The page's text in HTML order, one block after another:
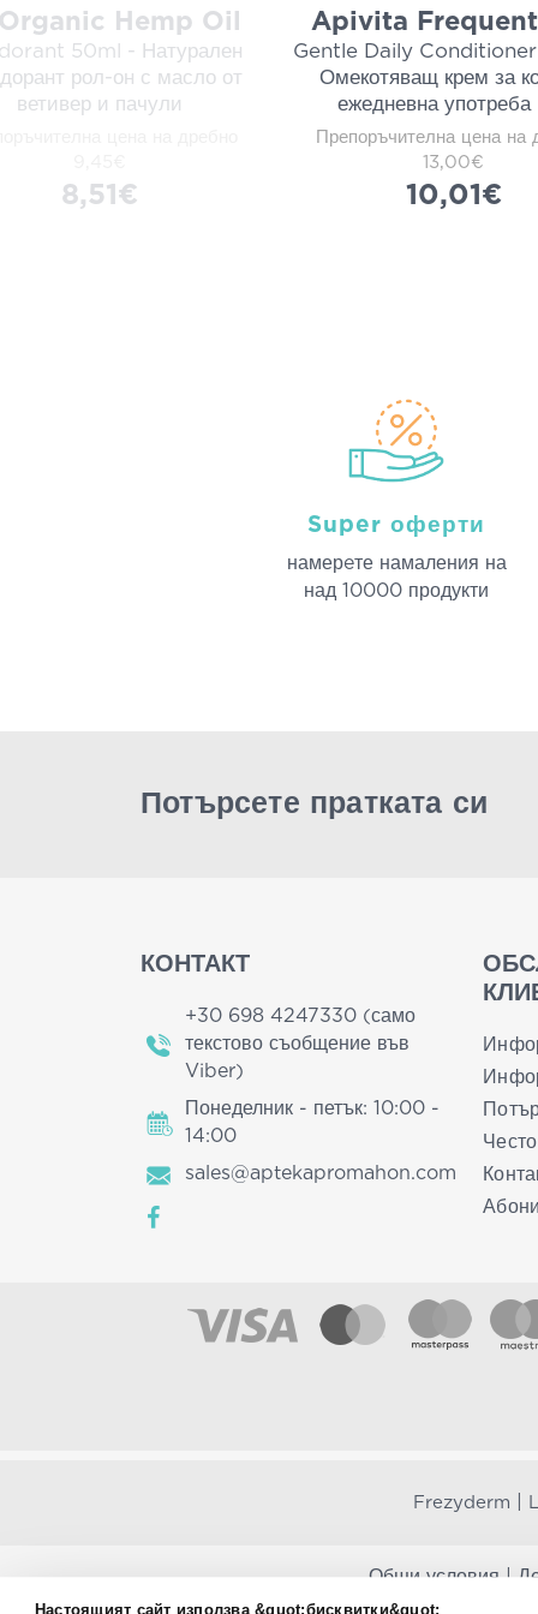
Настоящият сайт използва &quot;бисквитки&quot;
Hemp Oil
50ml - Натурален
рол-он с масло от
ветивер и пачули
8,51€
Apivita
Gentle Daily
Омекотяващ крем за
ежедневна употреба
Препоръчителна цена на
13,00€
10,01€
Super оферти
намерeте намаления на
над 10000 продукти
Потърсете пратката си
КОНТАКТ
+30 698 4247330 (само
текстово съобщение във
Viber)
Понеделник - петък: 10:00 -
14:00
sales@aptekapromahon.com
Frezyderm
Общи условия |